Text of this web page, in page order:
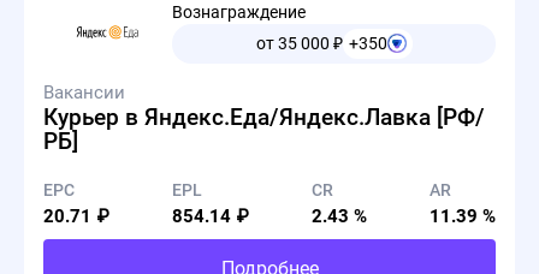
Вознаграждение
от 35 000 ₽ +350
Вакансии
Курьер в Яндекс.Еда/Яндекс.Лавка [РФ/
РБ]
EPC
20.71 ₽
EPL
854.14 ₽
CR
2.43 %
AR
11.39 %
Подробнее